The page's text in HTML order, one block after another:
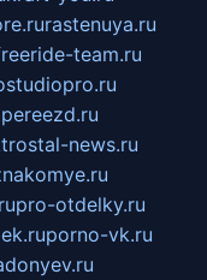
rastenuya.ru
team.ru
news.ru
pro-otdelky.ru
porno-vk.ru